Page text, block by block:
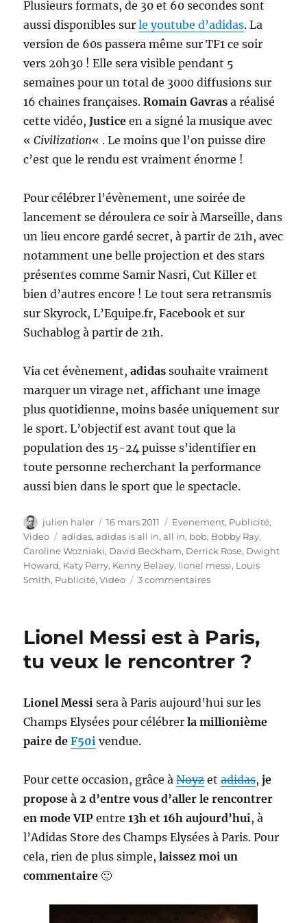
Plusieurs formats, de 30 et 60 secondes sont
aussi disponibles surle youtube d’adidas. La
version de 60s passera même sur TF1 ce soir
vers 20h30 ! Elle sera visible pendant 5
semaines pour un total de 3000 diffusions sur
16 chaines françaises.Romain Gavras a réalisé
cette vidéo,Justiceen a signé la musique avec
«Civilization« . Le moins que l’on puisse dire
c’est que le rendu est vraiment énorme !
Pour célébrer l’évènement, une soirée de
lancement se déroulera ce soir à Marseille, dans
un lieu encore gardé secret, à partir de 21h, avec
notamment une belle projection et des stars
présentes comme Samir Nasri, Cut Killer et
bien d’autres encore ! Le tout sera retransmis
sur Skyrock, L’Equipe.fr, Facebook et sur
Suchablog à partir de 21h.
Via cet évènement,adidassouhaite vraiment
marquer un virage net, affichant une image
plus quotidienne, moins basée uniquement sur
le sport. L’objectif est avant tout que la
population des 15-24 puisse s’identifier en
toute personne recherchant la performance
aussi bien dans le sport que le spectacle.
Auteur
julien haler
Publié
le
16 mars 2011 Catégories
Evenement, Publicité,
Video
Étiquettes
adidas,adidas is all in,all in, bob, Bobby Ray,
Caroline Wozniaki, David Beckham, Derrick Rose, Dwight
Howard, Katy Perry, Kenny Belaey, lionel messi, Louis
Smith, Publicité,Video 3 commentairessur
in
Lionel Messi est à Paris,
tu veux le rencontrer ?
Lionel Messi sera à Paris aujourd’hui sur les
Champs Elysées pour célébrer la millionième
paire deF50i vendue.
Pour cette occasion, grâce àNoyzetadidas, je
propose à 2 d’entre vous d’aller le rencontrer
en mode VIP entre13h et 16h aujourd’hui, à
l’Adidas Store des Champs Elysées à Paris. Pour
cela, rien de plus simple, laissez moi un
commentaire 🙂